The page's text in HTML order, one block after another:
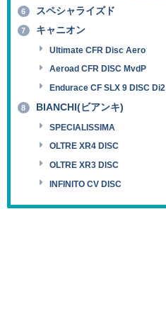
6 スペシャライズド
7 キャニオン
Ultimate CFR Disc Aero
Aeroad CFR DISC MvdP
Endurace CF SLX 9 DISC Di2
8 BIANCHI(ビアンキ)
SPECIALISSIMA
OLTRE XR4 DISC
OLTRE XR3 DISC
INFINITO CV DISC